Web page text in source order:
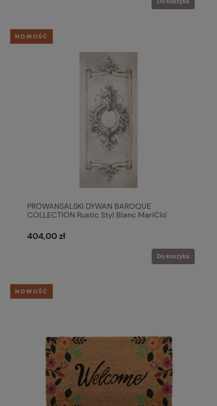
Do koszyka
PROWANSALSKI DYWAN BAROQUE
COLLECTION Rustic Styl Blanc MariClo'
404,00 zł
Do koszyka
NOWOŚĆ
NOWOŚĆ